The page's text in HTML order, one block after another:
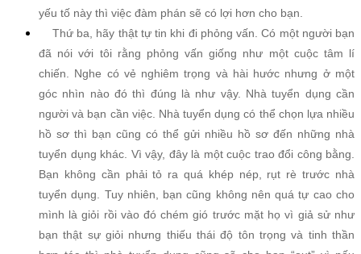
yếu tố này thì việc đàm phán sẽ có lợi hơn cho bạn.
Thứ ba, hãy thật tự tin khi đi phỏng vấn. Có một người bạn
đã nói với tôi rằng phỏng vấn giống như một cuộc tâm lí
chiến. Nghe có vẻ nghiêm trọng và hài hước nhưng ở một
góc nhìn nào đó thì đúng là như vậy. Nhà tuyển dụng cần
người và bạn cần việc. Nhà tuyển dụng có thể chọn lựa nhiều
hồ sơ thì bạn cũng có thể gửi nhiều hồ sơ đến những nhà
tuyển dụng khác. Vì vậy, đây là một cuộc trao đổi công bằng.
Bạn không cần phải tỏ ra quá khép nép, rụt rè trước nhà
tuyển dụng. Tuy nhiên, bạn cũng không nên quá tự cao cho
mình là giỏi rồi vào đó chém gió trước mặt họ vì giả sử như
bạn thật sự giỏi nhưng thiếu thái độ tôn trọng và tinh thần